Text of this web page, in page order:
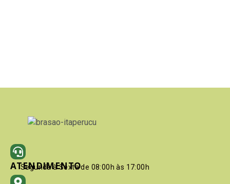
ATENDIMENTO
Segunda à Sexta de 08:00h às 17:00h